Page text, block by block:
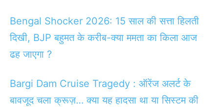
Bengal Shocker 2026: 15 साल की सत्ता हिलती
दिखी, BJP बहुमत के करीब-क्या ममता का किला आज
ढह जाएगा ?
Bargi Dam Cruise Tragedy : ऑरेंज अलर्ट के
बावजूद चला क्रूज़… क्या यह हादसा था या सिस्टम की